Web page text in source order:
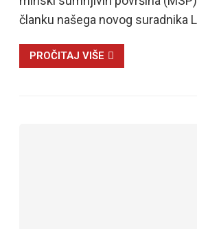
članku našega novog suradnika
PROČITAJ VIŠE